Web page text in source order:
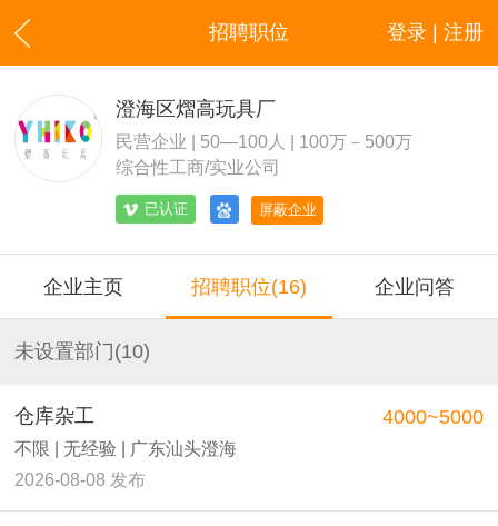
登录 | 注册
招聘职位
澄海区熠高玩具厂
民营企业 | 50—100人 | 100万－500万
综合性工商/实业公司
已认证 屏蔽企业
企业主页 招聘职位(16) 企业问答
未设置部门(10)
仓库杂工
不限 | 无经验 | 广东汕头澄海
2026-08-08 发布
4000~5000